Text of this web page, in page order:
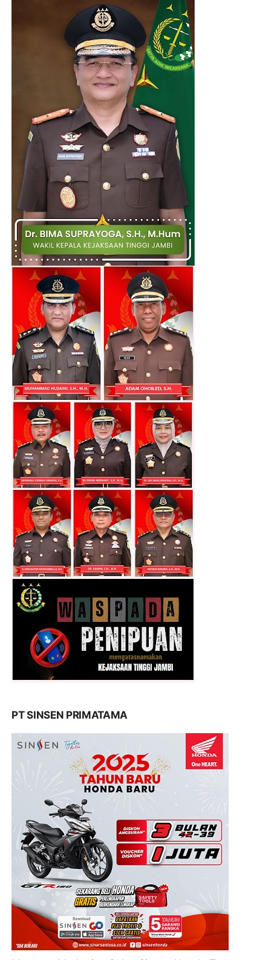
PT SINSEN PRIMATAMA